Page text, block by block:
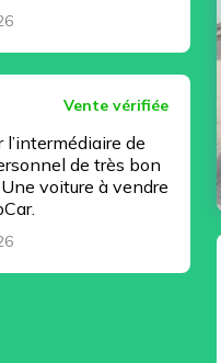
Vente vérifiée
de
de très bon
voiture à vendre